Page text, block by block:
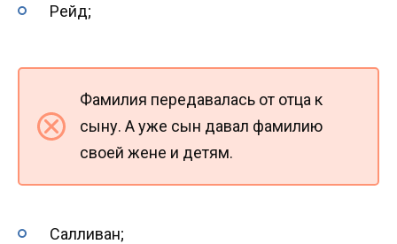
Рейд;
Фамилия передавалась от отца к
сыну. А уже сын давал фамилию
своей жене и детям.
Салливан;